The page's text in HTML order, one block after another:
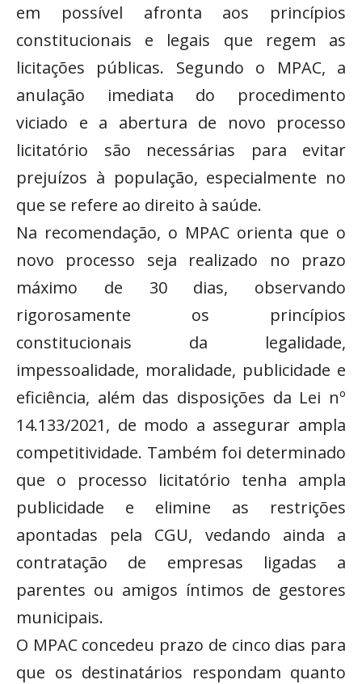
em possível afronta aos princípios
constitucionais e legais que regem as
licitações públicas. Segundo o MPAC, a
anulação imediata do procedimento
viciado e a abertura de novo processo
licitatório são necessárias para evitar
prejuízos à população, especialmente no
que se refere ao direito à saúde.
Na recomendação, o MPAC orienta que o
novo processo seja realizado no prazo
máximo de 30 dias, observando
rigorosamente os princípios
constitucionais da legalidade,
impessoalidade, moralidade, publicidade e
eficiência, além das disposições da Lei nº
14.133/2021, de modo a assegurar ampla
competitividade. Também foi determinado
que o processo licitatório tenha ampla
publicidade e elimine as restrições
apontadas pela CGU, vedando ainda a
contratação de empresas ligadas a
parentes ou amigos íntimos de gestores
municipais.
O MPAC concedeu prazo de cinco dias para
que os destinatários respondam quanto